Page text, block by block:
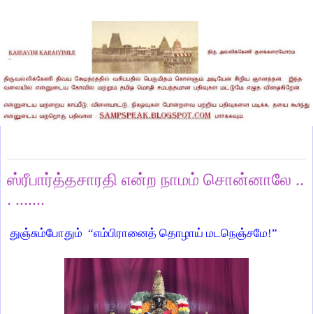
ஸ்ரீபார்த்தசாரதி என்ற நாமம் சொன்னாலே ..
. .......
துஞ்சும்போதும் “எம்பிரானைத் தொழாய் மடநெஞ்சமே!”